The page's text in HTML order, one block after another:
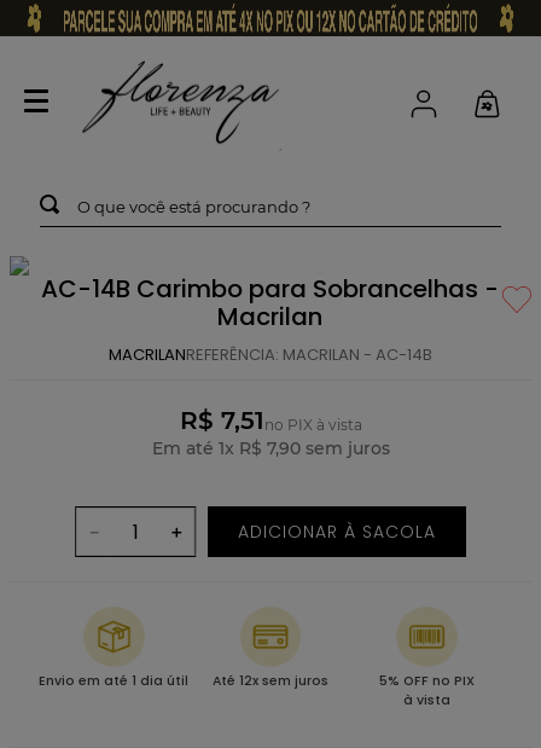
O que você está procurando ?
AC-14B Carimbo para Sobrancelhas -
Macrilan
MACRILANREFERÊNCIA: MACRILAN - AC-14B
R$ 7,51 no PIX à vista
Em até 1x R$ 7,90sem juros
＋
－ ADICIONAR À SACOLA
Envio em até 1 dia útil Até 12x sem juros
5% OFF no PIX
à vista